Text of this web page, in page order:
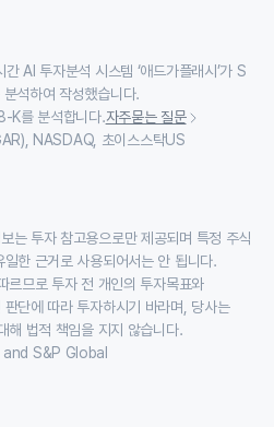
AI 투자분석 시스템 ‘애드가플래시’가 S
석하여 작성했습니다.
K를 분석합니다.자주묻는 질문
NASDAQ, 초이스스탁US
는 투자 참고용으로만 제공되며 특정 주식
한 근거로 사용되어서는 안 됩니다.
르므로 투자 전 개인의 투자목표와
단에 따라 투자하시기 바라며, 당사는
해 법적 책임을 지지 않습니다.
S&P Global